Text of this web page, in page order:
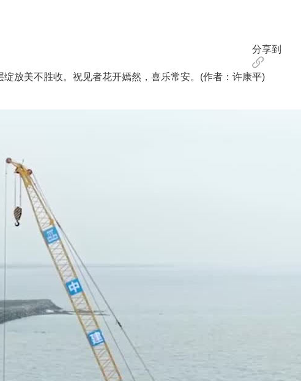
分享到
放美不胜收。祝见者花开嫣然，喜乐常安。(作者：许康平)